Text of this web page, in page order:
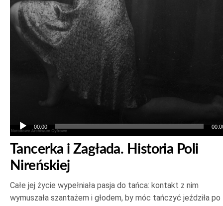
00:00
Tancerka i Zagłada. Historia Poli
Nireńskiej
Całe jej życie wypełniała pasja do tańca: kontakt z nim
wymuszała szantażem i głodem, by móc tańczyć jeździła po